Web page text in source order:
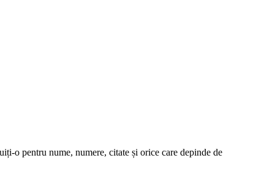
o pentru nume, numere, citate și orice care depinde de